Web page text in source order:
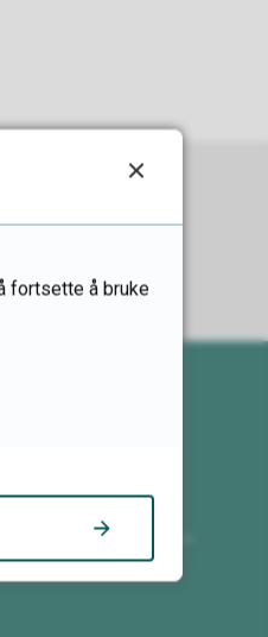
fortsette å bruke